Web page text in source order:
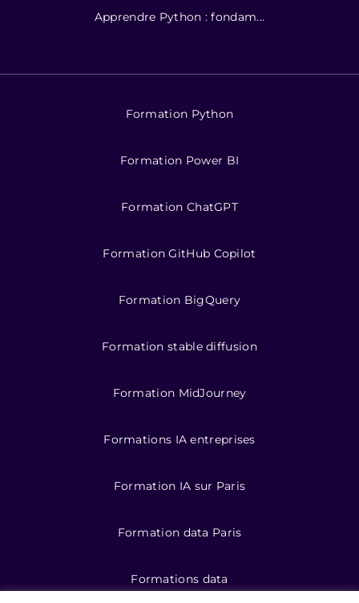
Apprendre Python : fondam...
Formation Python
Formation Power BI
Formation ChatGPT
Formation GitHub Copilot
Formation BigQuery
Formation stable diffusion
Formation MidJourney
Formations IA entreprises
Formation IA sur Paris
Formation data Paris
Formations data